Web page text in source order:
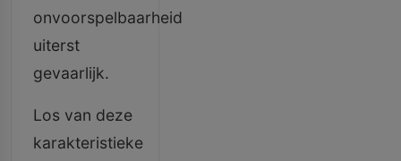
onvoorspelbaarheid
uiterst
gevaarlijk.
Los van deze
karakteristieke